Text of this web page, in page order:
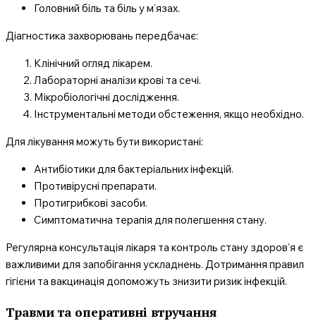
Головний біль та біль у м’язах.
Діагностика захворювань передбачає:
Клінічний огляд лікарем.
Лабораторні аналізи крові та сечі.
Мікробіологічні дослідження.
Інструментальні методи обстеження, якщо необхідно.
Для лікування можуть бути використані:
Антибіотики для бактеріальних інфекцій.
Противірусні препарати.
Протигрибкові засоби.
Симптоматична терапія для полегшення стану.
Регулярна консультація лікаря та контроль стану здоров’я є
важливими для запобігання ускладнень. Дотримання правил
гігієни та вакцинація допоможуть знизити ризик інфекцій.
Травми та оперативні втручання